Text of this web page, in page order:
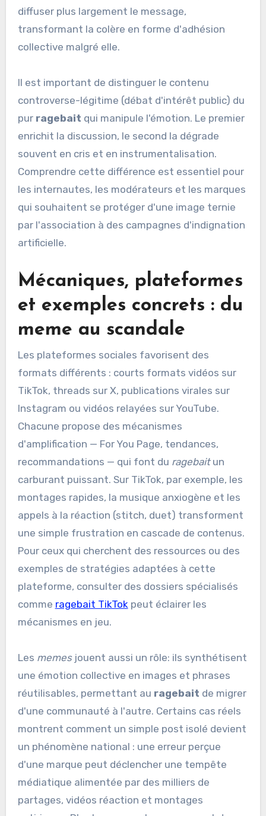
diffuser plus largement le message,
transformant la colère en forme d'adhésion
collective malgré elle.
Il est important de distinguer le contenu
controverse-légitime (débat d'intérêt public) du
pur ragebait qui manipule l'émotion. Le premier
enrichit la discussion, le second la dégrade
souvent en cris et en instrumentalisation.
Comprendre cette différence est essentiel pour
les internautes, les modérateurs et les marques
qui souhaitent se protéger d'une image ternie
par l'association à des campagnes d'indignation
artificielle.
Mécaniques, plateformes
et exemples concrets : du
meme au scandale
Les plateformes sociales favorisent des
formats différents : courts formats vidéos sur
TikTok, threads sur X, publications virales sur
Instagram ou vidéos relayées sur YouTube.
Chacune propose des mécanismes
d'amplification — For You Page, tendances,
recommandations — qui font du ragebaitun
carburant puissant. Sur TikTok, par exemple, les
montages rapides, la musique anxiogène et les
appels à la réaction (stitch, duet) transforment
une simple frustration en cascade de contenus.
Pour ceux qui cherchent des ressources ou des
exemples de stratégies adaptées à cette
plateforme, consulter des dossiers spécialisés
comme ragebait TikTok peut éclairer les
mécanismes en jeu.
Les memesjouent aussi un rôle: ils synthétisent
une émotion collective en images et phrases
réutilisables, permettant au ragebait de migrer
d'une communauté à l'autre. Certains cas réels
montrent comment un simple post isolé devient
un phénomène national : une erreur perçue
d'une marque peut déclencher une tempête
médiatique alimentée par des milliers de
partages, vidéos réaction et montages